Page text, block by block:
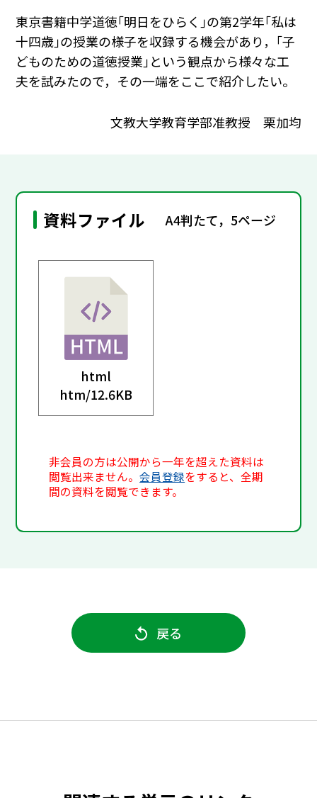
東京書籍中学道徳｢明日をひらく｣の第2学年｢私は
十四歳｣の授業の様子を収録する機会があり，｢子
どものための道徳授業｣という観点から様々な工
夫を試みたので，その一端をここで紹介したい。
文教大学教育学部准教授 栗加均
資料ファイル A4判たて，5ページ
html
htm/12.6KB
非会員の方は公開から一年を超えた資料は
閲覧出来ません。会員登録をすると、全期
間の資料を閲覧できます。
戻る